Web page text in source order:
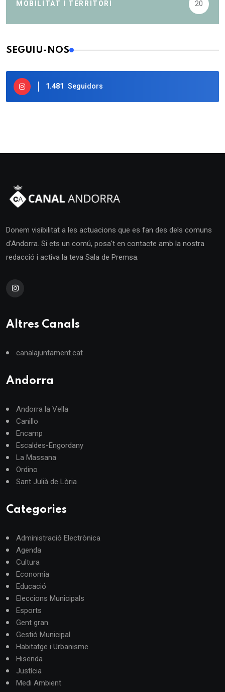
MOBILITAT I TERRITORI 20
SEGUIU-NOS
1.481 Seguidors
Donem visibilitat a les actuacions que es fan des dels comuns
d'Andorra. Si ets un comú, posa't en contacte amb la nostra
redacció i activa la teva Sala de Premsa.
Altres Canals
canalajuntament.cat
Andorra
Andorra la Vella
Canillo
Encamp
Escaldes-Engordany
La Massana
Ordino
Sant Julià de Lòria
Categories
Administració Electrònica
Agenda
Cultura
Economia
Educació
Eleccions Municipals
Esports
Gent gran
Gestió Municipal
Habitatge i Urbanisme
Hisenda
Justícia
Medi Ambient